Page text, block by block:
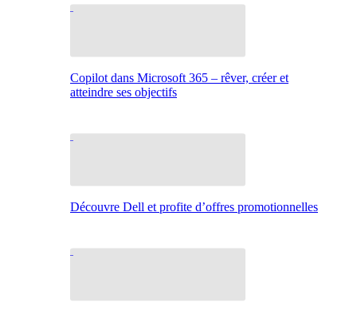
Copilot dans Microsoft 365 – rêver, créer et
atteindre ses objectifs
Découvre Dell et profite d’offres promotionnelles